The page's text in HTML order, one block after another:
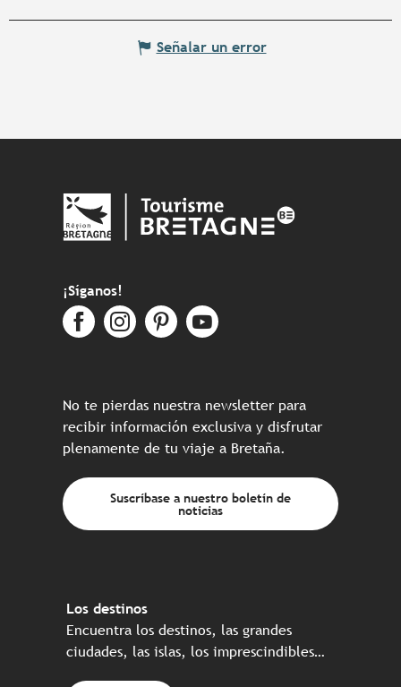
Señalar un error
¡Síganos!
No te pierdas nuestra newsletter para
recibir información exclusiva y disfrutar
plenamente de tu viaje a Bretaña.
Suscríbase a nuestro boletín de
noticias
Los destinos
Encuentra los destinos, las grandes
ciudades, las islas, los imprescindibles…